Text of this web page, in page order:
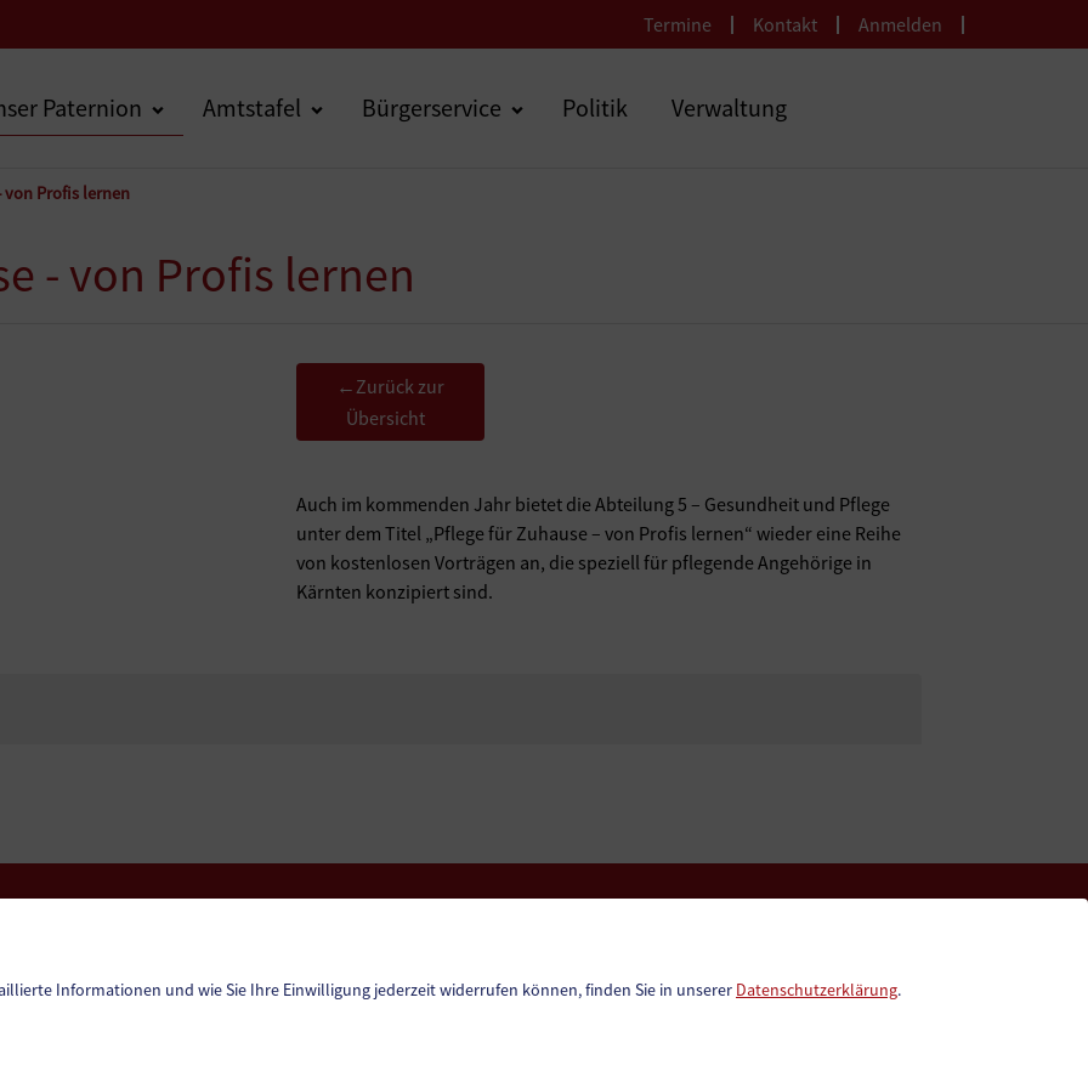
Termine Kontakt Anmelden
Paternion Amtstafel Bürgerservice Politik Verwaltung
von Profis lernen
- von Profis lernen
← Zurück zur
Übersicht
Auch im kommenden Jahr bietet die Abteilung 5 – Gesundheit und Pflege
unter dem Titel „Pflege für Zuhause – von Profis lernen“ wieder eine Reihe
von kostenlosen Vorträgen an, die speziell für pflegende Angehörige in
Kärnten konzipiert sind.
Sitemap
Neuigkeiten
Informationen und wie Sie Ihre Einwilligung jederzeit widerrufen können, finden Sie in unserer Datenschutzerklärung.